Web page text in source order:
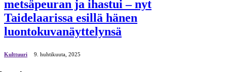
metsäpeuran ja ihastui – nyt
Taidelaarissa esillä hänen
luontokuvanäyttelynsä
Kulttuuri 9. huhtikuuta, 2025